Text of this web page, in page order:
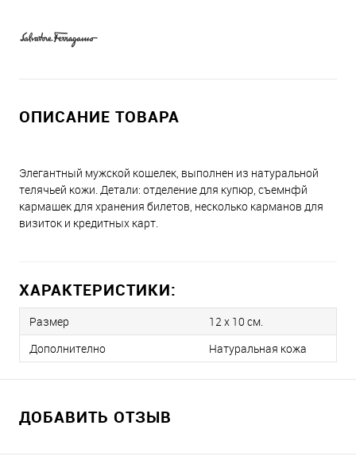
ОПИСАНИЕ ТОВАРА
Элегантный мужской кошелек, выполнен из натуральной
телячьей кожи. Детали: отделение для купюр, съемнфй
кармашек для хранения билетов, несколько карманов для
визиток и кредитных карт.
ХАРАКТЕРИСТИКИ:
Размер
12 х 10 см.
Дополнително
Натуральная кожа
ДОБАВИТЬ ОТЗЫВ